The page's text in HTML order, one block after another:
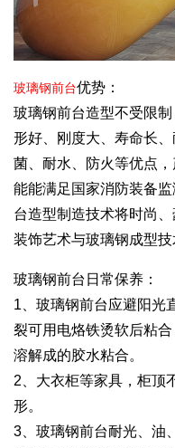
玻璃钢前台优势：
玻璃钢前台造型不受限
形好、刚度大、寿命长
菌、耐水、防火等优点
能能满足国家消防装备
台造型制造技术将时尚
装饰艺术与玻璃钢成型技
玻璃钢前台日常保养：
1、玻璃钢前台应避阳光
裂可用电烙铁烫软后粘
溶解成的胶水粘合。
2、大衣柜等家具，柜顶
形。
3、玻璃钢前台耐光、油